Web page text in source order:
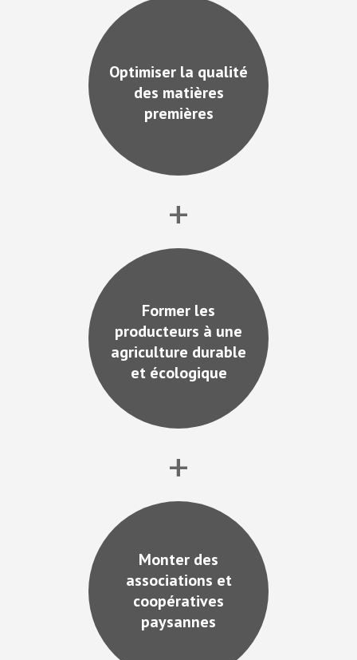
Monter des
associations et
coopératives
paysannes
Optimiser la qualité
des matières
premières
+
Former les
producteurs à une
agriculture durable
et écologique
+